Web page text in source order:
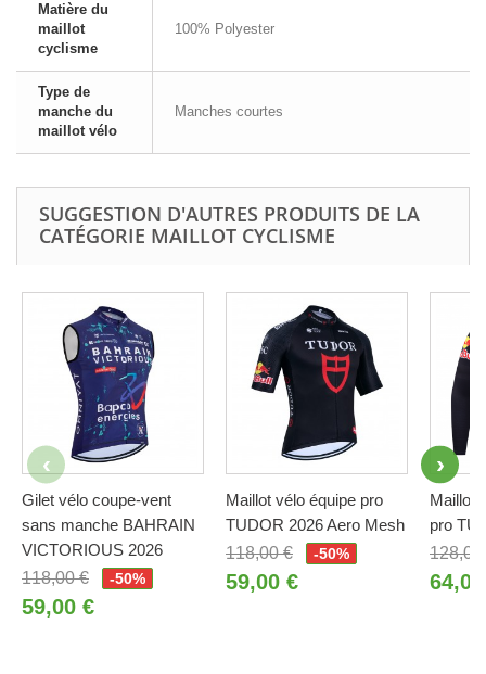
Matière du
maillot
cyclisme
100% Polyester
Type de
manche du
maillot vélo
Manches courtes
SUGGESTION D'AUTRES PRODUITS DE LA
CATÉGORIE MAILLOT CYCLISME
Gilet vélo coupe-vent
sans manche BAHRAIN
VICTORIOUS 2026
118,00 €
-50%
59,00 €
Maillot vélo équipe pro
TUDOR 2026 Aero Mesh
118,00 €
-50%
59,00 €
Maillot
pro
128,00